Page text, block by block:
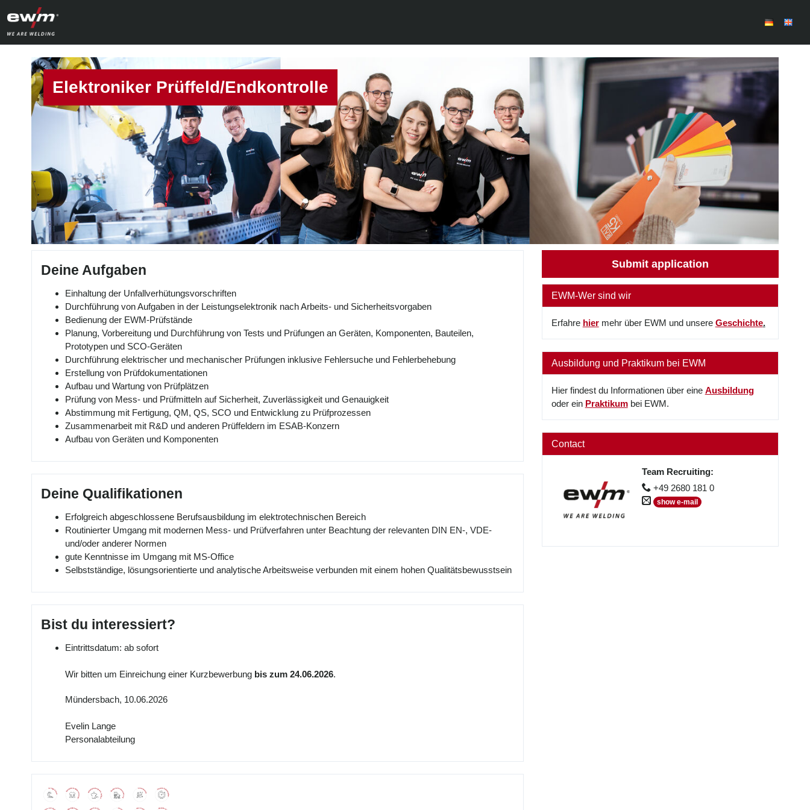
Elektroniker Prüffeld/Endkontrolle
Deine Aufgaben
Einhaltung der Unfallverhütungsvorschriften
Durchführung von Aufgaben in der Leistungselektronik nach Arbeits- und Sicherheitsvorgaben
Bedienung der EWM-Prüfstände
Planung, Vorbereitung und Durchführung von Tests und Prüfungen an Geräten, Komponenten, Bauteilen,
Prototypen und SCO-Geräten
Durchführung elektrischer und mechanischer Prüfungen inklusive Fehlersuche und Fehlerbehebung
Erstellung von Prüfdokumentationen
Aufbau und Wartung von Prüfplätzen
Prüfung von Mess- und Prüfmitteln auf Sicherheit, Zuverlässigkeit und Genauigkeit
Abstimmung mit Fertigung, QM, QS, SCO und Entwicklung zu Prüfprozessen
Zusammenarbeit mit R&D und anderen Prüffeldern im ESAB-Konzern
Aufbau von Geräten und Komponenten
Deine Qualifikationen
Erfolgreich abgeschlossene Berufsausbildung im elektrotechnischen Bereich
Routinierter Umgang mit modernen Mess- und Prüfverfahren unter Beachtung der relevanten DIN EN-, VDE-
und/oder anderer Normen
gute Kenntnisse im Umgang mit MS-Office
Selbstständige, lösungsorientierte und analytische Arbeitsweise verbunden mit einem hohen Qualitätsbewusstsein
Bist du interessiert?
Eintrittsdatum: ab sofort
Wir bitten um Einreichung einer Kurzbewerbung bis zum 24.06.2026.
Mündersbach, 10.06.2026
Evelin Lange
Personalabteilung
Submit application
EWM-Wer sind wir
Erfahre hiermehr über EWM und unsere Geschichte.
Ausbildung und Praktikum bei EWM
Hier findest du Informationen über eine Ausbildung
oder ein Praktikumbei EWM.
Contact
Team Recruiting:
+49 2680 181 0
show e-mail